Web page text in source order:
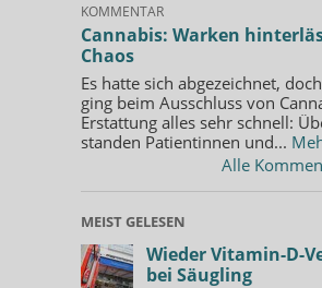
KOMMENTAR
Cannabis: Warken
Chaos
Es hatte sich abgezeichnet,
ging beim Ausschluss von
Erstattung alles sehr schnell:
standen Patientinnen und...
Alle
MEIST GELESEN
Wieder Vitamin-D-
bei Säugling